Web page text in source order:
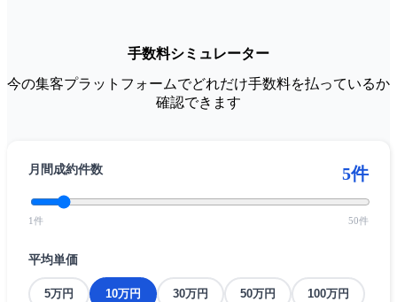
手数料シミュレーター
今の集客プラットフォームでどれだけ手数料を払っているか
確認できます
月間成約件数 5件
1件 50件
平均単価
5万円 10万円 30万円 50万円 100万円